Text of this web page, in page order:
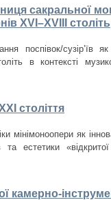
сакральної
XVI–XVIII століть
поспівок/сузір’їв
в контексті
століття
мінімоноопери як
естетики
камерно-